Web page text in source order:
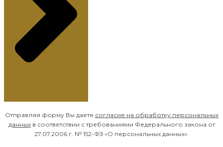
Отправляя форму Вы даете согласие на обработку персональных
данныхв соответствии с требованиями Федерального закона от
27.07.2006 г. № 152-ФЗ «О персональных данных».